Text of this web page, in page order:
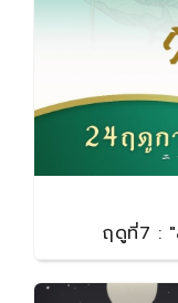
ฤดูที่7 :